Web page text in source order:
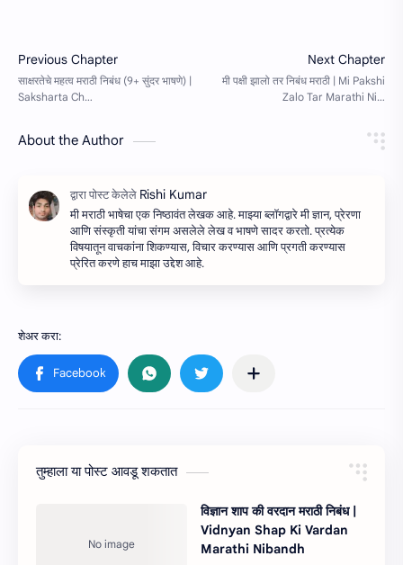
About the Author
मी मराठी भाषेचा एक निष्ठावंत लेखक आहे. माझ्या ब्लॉगद्वारे मी ज्ञान, प्रेरणा
आणि संस्कृती यांचा संगम असलेले लेख व भाषणे सादर करतो. प्रत्येक
विषयातून वाचकांना शिकण्यास, विचार करण्यास आणि प्रगती करण्यास
प्रेरित करणे हाच माझा उद्देश आहे.
तुम्‍हाला या पोस्‍ट आवडू शकतात
विज्ञान शाप की वरदान मराठी निबंध |
Vidnyan Shap Ki Vardan
Marathi Nibandh